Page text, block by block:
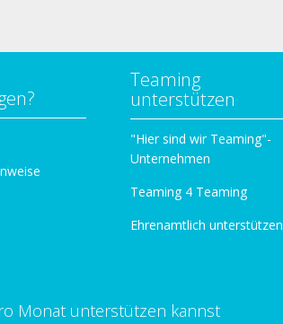
Teaming
unterstützen
"Hier sind wir Teaming"-
Unternehmen
Teaming 4 Teaming
Ehrenamtlich unterstützen
Monat unterstützen kannst